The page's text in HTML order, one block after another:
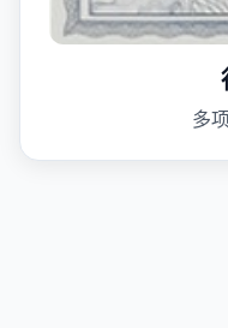
多